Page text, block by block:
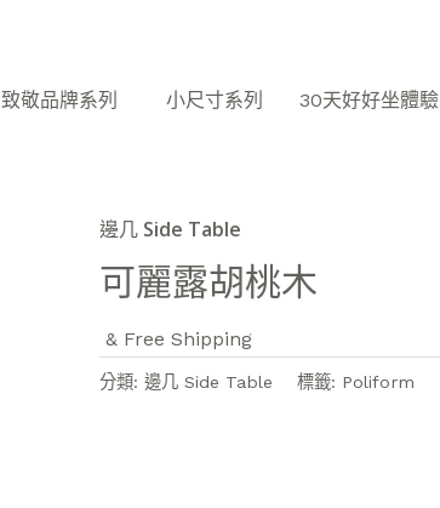
致敬品牌系列 小尺寸系列 30天好好坐體驗
邊几 Side Table
可麗露胡桃木
& Free Shipping
分類:邊几 Side Table 標籤: Poliform